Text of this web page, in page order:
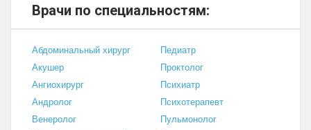
Врачи по специальностям:
Абдоминальный хирург
Акушер
Ангиохирург
Андролог
Венеролог
Педиатр
Проктолог
Психиатр
Психотерапевт
Пульмонолог